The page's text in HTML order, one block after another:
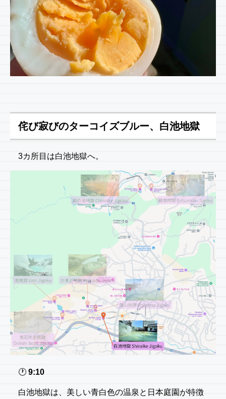
侘び寂びのターコイズブルー、白池地獄
3カ所目は白池地獄へ。
🕐️ 9:10
白池地獄は、美しい青白色の温泉と日本庭園が特徴